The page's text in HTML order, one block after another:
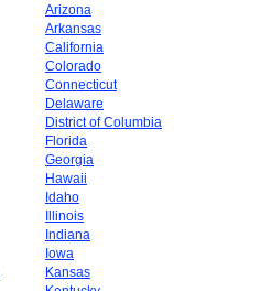
Arizona
Arkansas
California
Colorado
Connecticut
Delaware
District of Columbia
Florida
Georgia
Hawaii
Idaho
Illinois
Indiana
Iowa
Kansas